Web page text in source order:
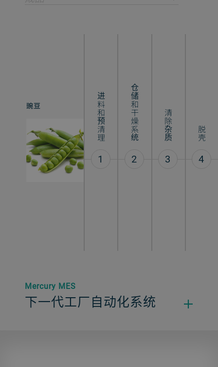
豌豆 进料和预清理
1
仓储和干燥系统
2
清除杂质
3
脱壳
4
经过加工的豆类
Mercury MES
下一代工厂自动化系统